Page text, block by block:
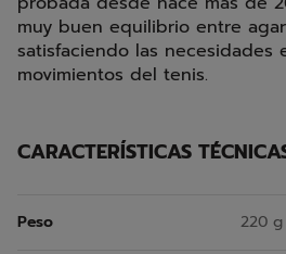
muy buen equilibrio entre
satisfaciendo las necesidades
movimientos del tenis.
CARACTERÍSTICAS
Peso 220 g